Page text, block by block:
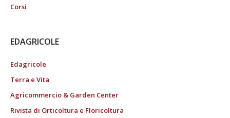
Corsi
EDAGRICOLE
Edagricole
Terra e Vita
Agricommercio & Garden Center
Rivista di Orticoltura e Floricoltura